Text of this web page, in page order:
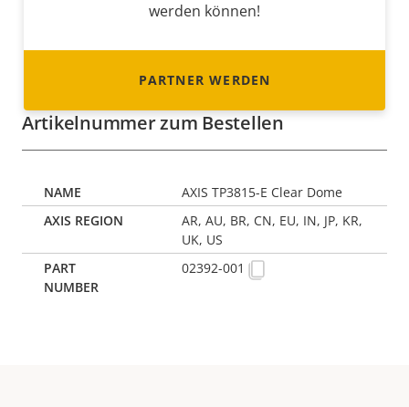
werden können!
PARTNER WERDEN
Artikelnummer zum Bestellen
AXIS TP3815-E Clear Dome
AR, AU, BR, CN, EU, IN, JP, KR,
UK, US
02392-001